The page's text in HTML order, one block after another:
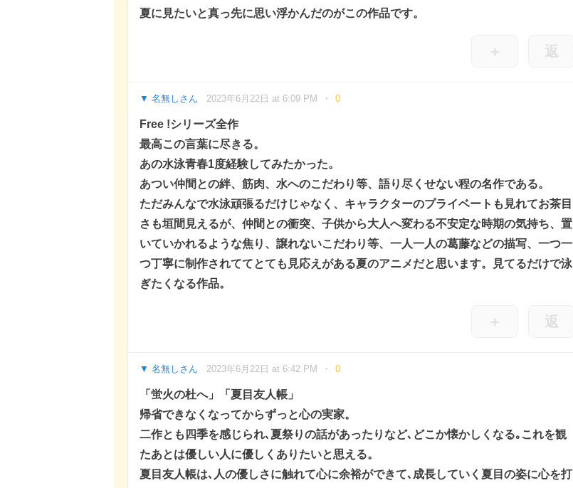
夏に見たいと真っ先に思い浮かんだのがこの作品です。
＋ 返
名無しさん 2023年6月22日 at 6:09 PM 0
Free !シリーズ全作
最高この言葉に尽きる。
あの水泳青春1度経験してみたかった。
あつい仲間との絆、筋肉、水へのこだわり等、語り尽くせない程の名作である。
ただみんなで水泳頑張るだけじゃなく、キャラクターのプライベートも見れてお茶目
さも垣間見えるが、仲間との衝突、子供から大人へ変わる不安定な時期の気持ち、置
いていかれるような焦り、譲れないこだわり等、一人一人の葛藤などの描写、一つ一
つ丁寧に制作されててとても見応えがある夏のアニメだと思います。見てるだけで泳
ぎたくなる作品。
＋ 返
名無しさん 2023年6月22日 at 6:42 PM 0
「蛍火の杜へ」「夏目友人帳」
帰省できなくなってからずっと心の実家。
二作とも四季を感じられ､夏祭りの話があったりなど､どこか懐かしくなる｡これを観
たあとは優しい人に優しくありたいと思える。
夏目友人帳は､人の優しさに触れて心に余裕ができて､成長していく夏目の姿に心を打